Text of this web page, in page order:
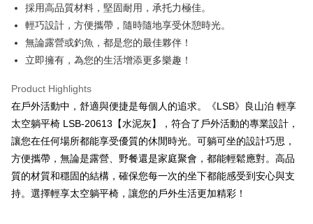
Plus Pay
Shipping Method
宅配
NT$60/order | Free shipping on orders of NT$699 or more
離島宅配
NT$200/order
網購自取
Free shipping
採用高品質材料，堅固耐用，承托力極佳。
輕巧設計，方便攜帶，隨時隨地享受休憩時光。
無論露營或釣魚，都是您的最佳夥伴！
立即擁有，為您的生活增添更多樂趣！
Product Highlights
在戶外活動中，舒適與便捷是每個人的追求。《LSB》良山泊 輕享
太空躺平椅 LSB-20613【水泥灰】，符合了戶外活動的專業設計，
讓您在任何場所都能享受優質的休閒時光。可躺可坐的設計巧思，
方便攜帶，無論是露營、野餐還是家庭聚會，都能輕鬆應對。高品
質的材質和穩固的結構，確保您每一次的坐下都能感受到安心與支
持。選擇輕享太空躺平椅，讓您的戶外生活更加精彩！